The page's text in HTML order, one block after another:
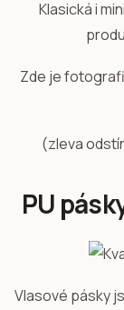
Klasická i
Zde je
(zleva
PU
Vlasové pásky